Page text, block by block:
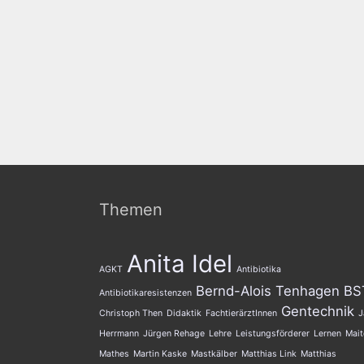
Themen
AGKT Anita Idel Antibiotika
Antibiotikaresistenzen Bernd-Alois Tenhagen
Christoph Then Didaktik FachtierärztInnen Gentechnik
Herrmann Jürgen Rehage Lehre Leistungsförderer Lernen
Mathes Martin Kaske Mastkälber Matthias Link Matthias